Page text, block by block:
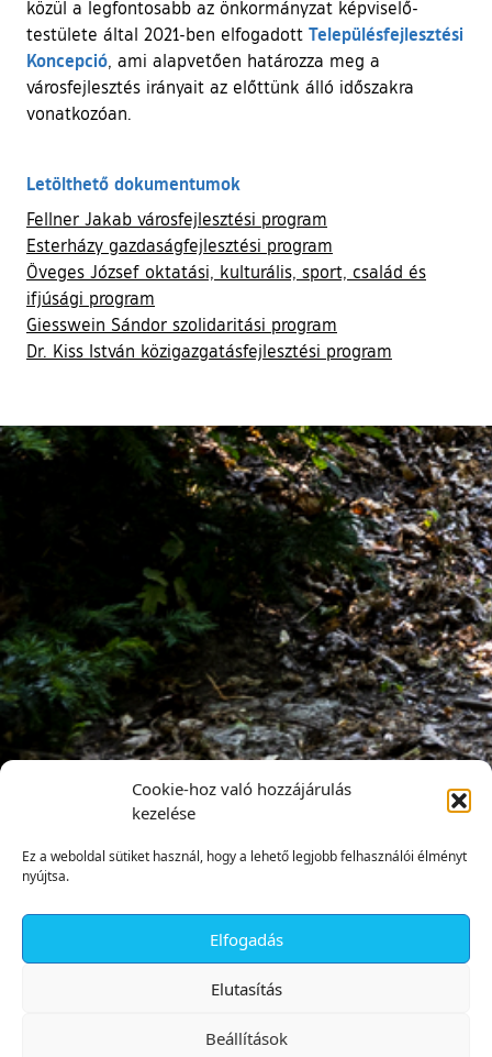
Cookie-hoz való hozzájárulás
kezelése
Ez a weboldal sütiket használ, hogy a lehető legjobb felhasználói élményt
nyújtsa.
Elfogadás
Elutasítás
Beállítások
közül a legfontosabb az önkormányzat képviselő-
testülete által 2021-ben elfogadott Településfejlesztési
Koncepció, ami alapvetően határozza meg a
városfejlesztés irányait az előttünk álló időszakra
vonatkozóan.
Letölthető dokumentumok
Fellner Jakab városfejlesztési program
Esterházy gazdaságfejlesztési program
Öveges József oktatási, kulturális, sport, család és
ifjúsági program
Giesswein Sándor szolidaritási program
Dr. Kiss István közigazgatásfejlesztési program
✕